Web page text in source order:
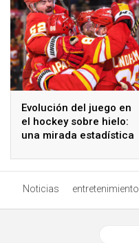
Evolución del juego en
el hockey sobre hielo:
una mirada estadística
Noticias entretenimiento